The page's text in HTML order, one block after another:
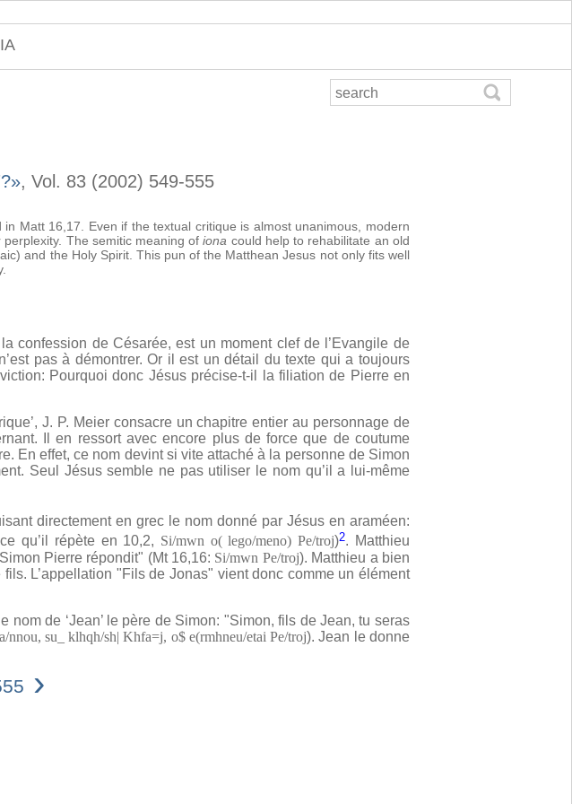
, Vol. 83 (2002) 549-555
Matt 16,17. Even if the textual critique is almost unanimous, modern
perplexity. The semitic meaning ofiona could help to rehabilitate an old
and the Holy Spirit. This pun of the Matthean Jesus not only fits well
confession de Césarée, est un moment clef de l’Evangile de
pas à démontrer. Or il est un détail du texte qui a toujours
Pourquoi donc Jésus précise-t-il la filiation de Pierre en
J. P. Meier consacre un chapitre entier au personnage de
Il en ressort avec encore plus de force que de coutume
En effet, ce nom devint si vite attaché à la personne de Simon
Seul Jésus semble ne pas utiliser le nom qu’il a lui-même
directement en grec le nom donné par Jésus en araméen:
qu’il répète en 10,2, Si/mwn o( lego/meno) Pe/troj)2. Matthieu
Pierre répondit" (Mt 16,16: Si/mwn Pe/troj). Matthieu a bien
L’appellation "Fils de Jonas" vient donc comme un élément
de ‘Jean’ le père de Simon: "Simon, fils de Jean, tu seras
nnou, su_ klhqh/sh| Khfa=j, o$ e(rmhneu/etai Pe/troj). Jean le donne
›